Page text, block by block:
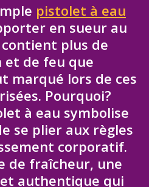
pistolet à eau
en sueur au
plus de
et de feu que
marqué lors de ces
Pourquoi?
à eau symbolise
se plier aux règles
corporatif.
de fraîcheur, une
authentique qui